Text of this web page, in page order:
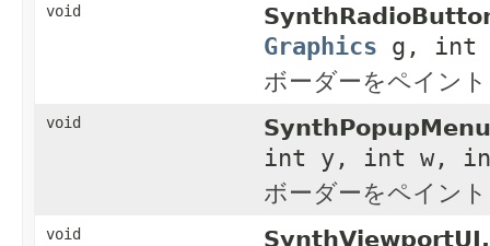
void
Graphics g, int
ボーダーをペイン
void
int y, int w,
ボーダーをペイン
void SynthViewportUI.